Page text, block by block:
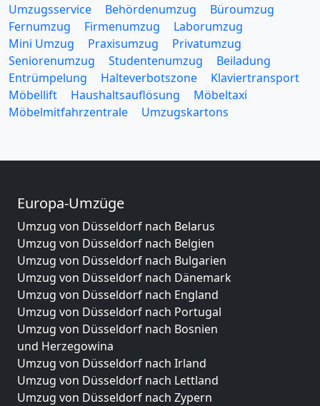
Umzugsservice Behördenumzug
Büroumzug
Fernumzug
Firmenumzug
Laborumzug
Mini Umzug
Praxisumzug
Privatumzug
Seniorenumzug
Studentenumzug
Beiladung
Entrümpelung
Halteverbotszone
Klaviertransport
Möbellift
Haushaltsauflösung
Möbeltaxi
Möbelmitfahrzentrale
Umzugskartons
Europa-Umzüge
Umzug von Düsseldorf nach Belarus
Umzug von Düsseldorf nach Belgien
Umzug von Düsseldorf nach Bulgarien
Umzug von Düsseldorf nach Dänemark
Umzug von Düsseldorf nach England
Umzug von Düsseldorf nach Portugal
Umzug von Düsseldorf nach Bosnien
und Herzegowina
Umzug von Düsseldorf nach Irland
Umzug von Düsseldorf nach Lettland
Umzug von Düsseldorf nach Zypern